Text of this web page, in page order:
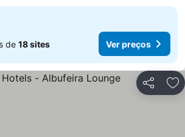
de 18 sites Ver preços
Partilhar